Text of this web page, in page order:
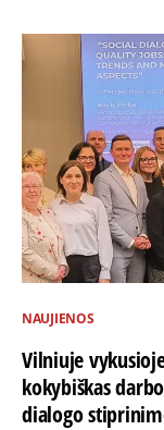
NAUJIENOS
Vilniuje
kokybiškas
dialogo